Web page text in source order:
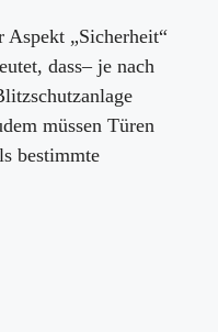
Aspekt „Sicherheit“
dass– je nach
müssen Türen
bestimmte